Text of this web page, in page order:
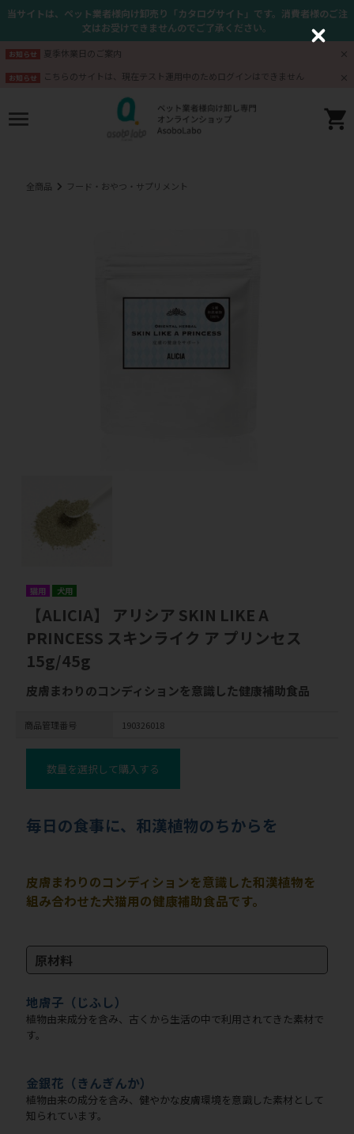
当サイトは、ペット業者様向け卸売り「カタログサイト」です。消費者様のご注
文はお受けできませんのでご了承ください。
お知らせ 夏季休業日のご案内
お知らせ こちらのサイトは、現在テスト運用中のためログインはできません
全商品 フード・おやつ・サプリメント
猫用 犬用
【ALICIA】 アリシア SKIN LIKE A
PRINCESS スキンライク ア プリンセス
15g/45g
皮膚まわりのコンディションを意識した健康補助食品
商品管理番号 190326018
数量を選択して購入する
毎日の食事に、和漢植物のちからを
皮膚まわりのコンディションを意識した和漢植物を
組み合わせた犬猫用の健康補助食品です。
原材料
地膚子（じふし）
植物由来成分を含み、古くから生活の中で利用されてきた素材で
す。
金銀花（きんぎんか）
植物由来の成分を含み、健やかな皮膚環境を意識した素材として
知られています。
C